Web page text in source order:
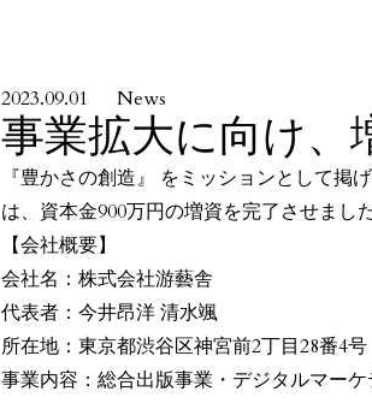
2023.09.01 News
事業拡大に向け、
『豊かさの創造』 をミッションとして掲
は、資本金900万円の増資を完了させました
【会社概要】
会社名：株式会社游藝舎
代表者：今井昂洋 清水颯
所在地：東京都渋谷区神宮前2丁目28番4号
事業内容：総合出版事業・デジタルマー